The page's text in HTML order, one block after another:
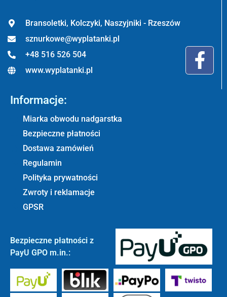
Bransoletki, Kolczyki, Naszyjniki - Rzeszów
sznurkowe@wyplatanki.pl
+48 516 526 504
www.wyplatanki.pl
Informacje:
Miarka obwodu nadgarstka
Bezpieczne płatności
Dostawa zamówień
Regulamin
Polityka prywatności
Zwroty i reklamacje
GPSR
Bezpieczne płatności z
PayU GPO m.in.: